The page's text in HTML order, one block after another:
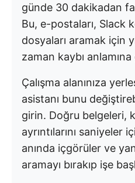
günde 30 dakikadan
Bu, e-postaları, Slack
dosyaları aramak için
zaman kaybı anlamına
Çalışma alanınıza
asistanı bunu
girin. Doğru belgeleri,
ayrıntılarını saniyeler
anında içgörüler ve
aramayı bırakıp işe